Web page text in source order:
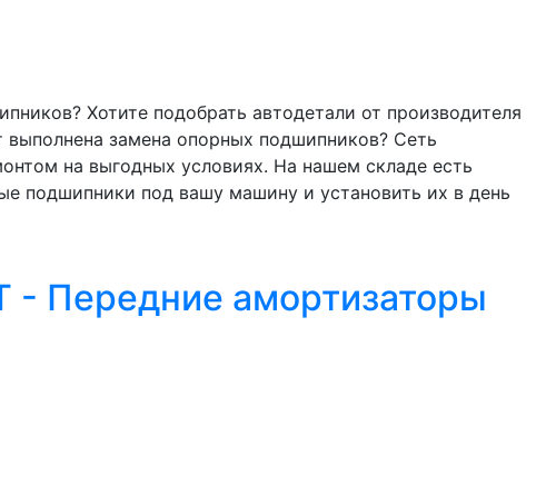
Хотите подобрать автодетали от производителя
выполнена замена опорных подшипников? Сеть
на выгодных условиях. На нашем складе есть
подшипники под вашу машину и установить их в день
- Передние амортизаторы